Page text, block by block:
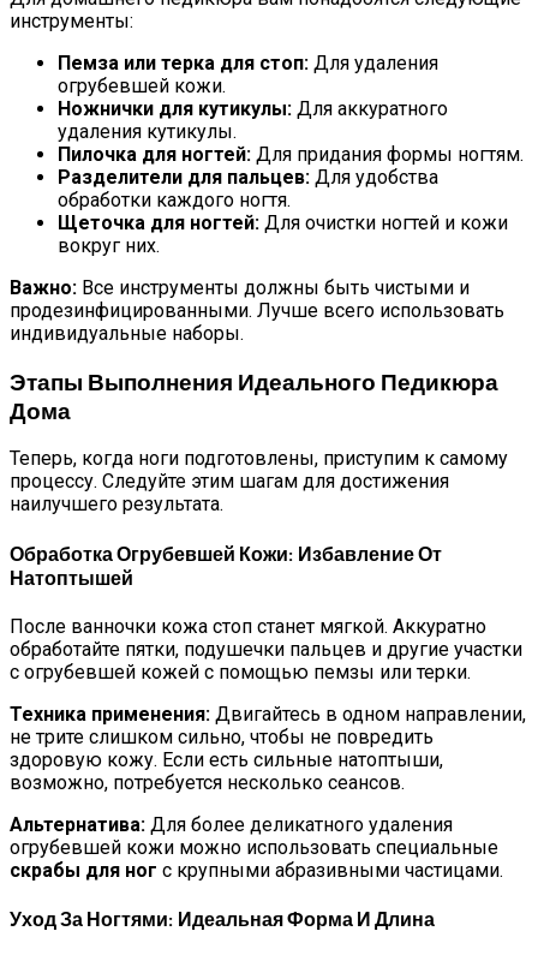
инструменты:
Пемза или терка для стоп: Для удаления
огрубевшей кожи.
Ножнички для кутикулы: Для аккуратного
удаления кутикулы.
Пилочка для ногтей: Для придания формы ногтям.
Разделители для пальцев: Для удобства
обработки каждого ногтя.
Щеточка для ногтей: Для очистки ногтей и кожи
вокруг них.
Важно: Все инструменты должны быть чистыми и
продезинфицированными. Лучше всего использовать
индивидуальные наборы.
Этапы Выполнения Идеального Педикюра
Дома
Теперь, когда ноги подготовлены, приступим к самому
процессу. Следуйте этим шагам для достижения
наилучшего результата.
Обработка Огрубевшей Кожи: Избавление От
Натоптышей
После ванночки кожа стоп станет мягкой. Аккуратно
обработайте пятки, подушечки пальцев и другие участки
с огрубевшей кожей с помощью пемзы или терки.
Техника применения: Двигайтесь в одном направлении,
не трите слишком сильно, чтобы не повредить
здоровую кожу. Если есть сильные натоптыши,
возможно, потребуется несколько сеансов.
Альтернатива: Для более деликатного удаления
огрубевшей кожи можно использовать специальные
скрабы для ног с крупными абразивными частицами.
Уход За Ногтями: Идеальная Форма И Длина